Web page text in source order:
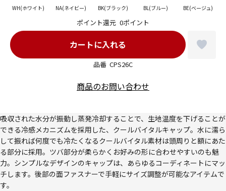
品番 CPS26C
ポイント還元 0ポイント
WH(ホワイト) NA(ネイビー) BK(ブラック) BL(ブルー) BE(ベージュ)
商品のお問い合わせ
吸収された水分が振動し蒸発冷却することで、生地温度を下げることが
できる冷感メカニズムを採用した、クールバイタルキャップ。水に濡ら
して振れば何度でも冷たくなるクールバイタル素材は頭周りと額にあた
る部分に採用。ツバ部分が柔らかくお好みの形に合わせやすいのも魅
力。シンプルなデザインのキャップは、あらゆるコーディネートにマッ
チします。後部の面ファスナーで手軽にサイズ調整が可能なアイテムで
す。